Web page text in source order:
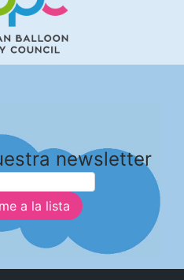
newsletter
a la lista